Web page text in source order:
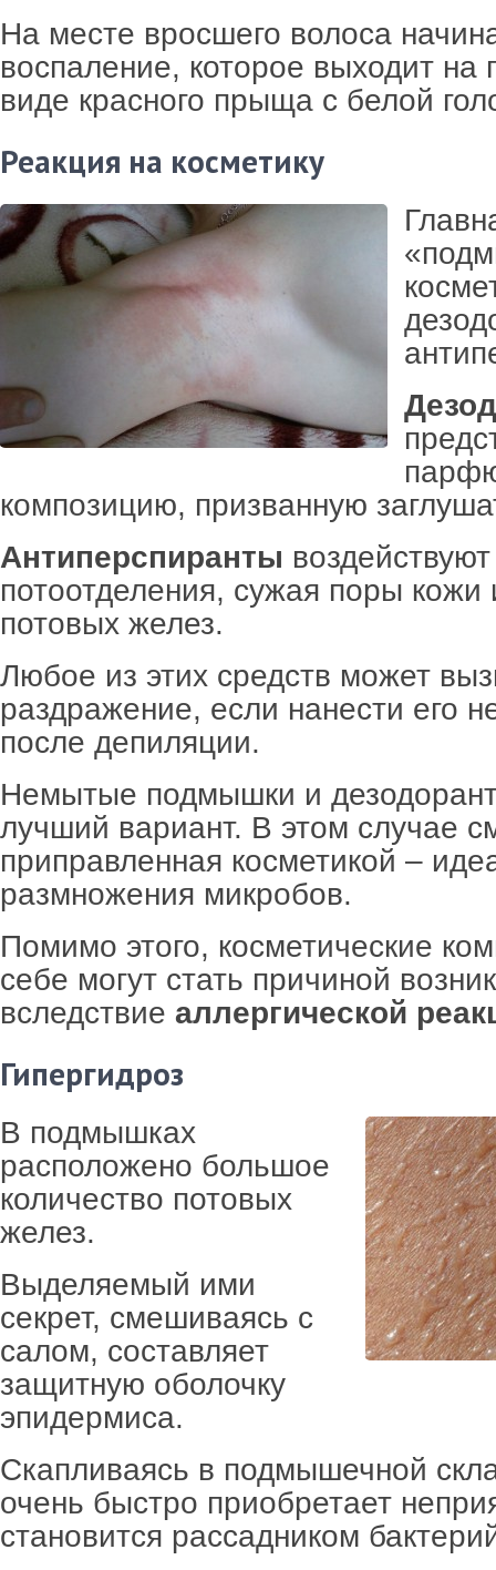
На месте вросшего волоса
воспаление, которое выходит на
виде красного прыща с белой
Реакция на косметику
композицию, призванную
Антиперспиранты
потоотделения, сужая поры кожи
потовых желез.
Любое из этих средств может
раздражение, если нанести его
после депиляции.
Немытые подмышки и
лучший вариант. В этом случае
приправленная косметикой –
размножения микробов.
Помимо этого, косметические
себе могут стать причиной
вследствие аллергической
Гипергидроз
В подмышках
расположено большое
количество потовых
желез.
Выделяемый ими
секрет, смешиваясь с
салом, составляет
защитную оболочку
эпидермиса.
Скапливаясь в подмышечной
очень быстро приобретает
становится рассадником